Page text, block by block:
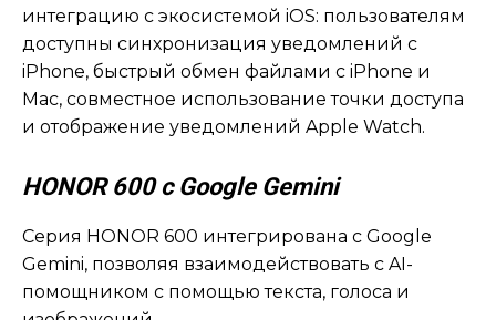
интеграцию с экосистемой iOS: пользователям
доступны синхронизация уведомлений с
iPhone, быстрый обмен файлами с iPhone и
Mac, совместное использование точки доступа
и отображение уведомлений Apple Watch.
HONOR600 с Google Gemini
Серия HONOR 600 интегрирована с Google
Gemini, позволяя взаимодействовать с AI-
помощником с помощью текста, голоса и